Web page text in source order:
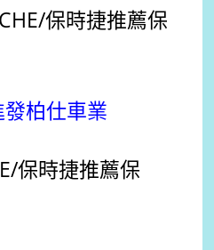
/保時捷推薦保
柏仕車業
/保時捷推薦保